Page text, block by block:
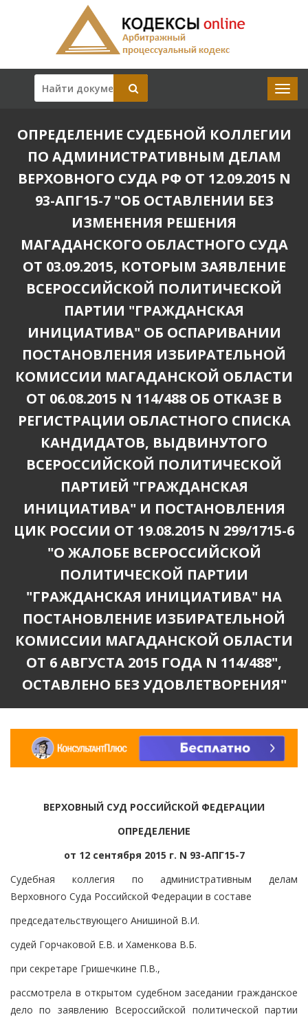
ОПРЕДЕЛЕНИЕ СУДЕБНОЙ КОЛЛЕГИИ
ПО АДМИНИСТРАТИВНЫМ ДЕЛАМ
ВЕРХОВНОГО СУДА РФ ОТ 12.09.2015 N
93-АПГ15-7 "ОБ ОСТАВЛЕНИИ БЕЗ
ИЗМЕНЕНИЯ РЕШЕНИЯ
МАГАДАНСКОГО ОБЛАСТНОГО СУДА
ОТ 03.09.2015, КОТОРЫМ ЗАЯВЛЕНИЕ
ВСЕРОССИЙСКОЙ ПОЛИТИЧЕСКОЙ
ПАРТИИ "ГРАЖДАНСКАЯ
ИНИЦИАТИВА" ОБ ОСПАРИВАНИИ
ПОСТАНОВЛЕНИЯ ИЗБИРАТЕЛЬНОЙ
КОМИССИИ МАГАДАНСКОЙ ОБЛАСТИ
ОТ 06.08.2015 N 114/488 ОБ ОТКАЗЕ В
РЕГИСТРАЦИИ ОБЛАСТНОГО СПИСКА
КАНДИДАТОВ, ВЫДВИНУТОГО
ВСЕРОССИЙСКОЙ ПОЛИТИЧЕСКОЙ
ПАРТИЕЙ "ГРАЖДАНСКАЯ
ИНИЦИАТИВА" И ПОСТАНОВЛЕНИЯ
ЦИК РОССИИ ОТ 19.08.2015 N 299/1715-6
"О ЖАЛОБЕ ВСЕРОССИЙСКОЙ
ПОЛИТИЧЕСКОЙ ПАРТИИ
"ГРАЖДАНСКАЯ ИНИЦИАТИВА" НА
ПОСТАНОВЛЕНИЕ ИЗБИРАТЕЛЬНОЙ
КОМИССИИ МАГАДАНСКОЙ ОБЛАСТИ
ОТ 6 АВГУСТА 2015 ГОДА N 114/488",
ОСТАВЛЕНО БЕЗ УДОВЛЕТВОРЕНИЯ"
ВЕРХОВНЫЙ СУД РОССИЙСКОЙ ФЕДЕРАЦИИ
ОПРЕДЕЛЕНИЕ
от 12 сентября 2015 г. N 93-АПГ15-7
Судебная коллегия по административным делам
Верховного Суда Российской Федерации в составе
председательствующего Анишиной В.И.
судей Горчаковой Е.В. и Хаменкова В.Б.
при секретаре Гришечкине П.В.,
рассмотрела в открытом судебном заседании гражданское
дело по заявлению Всероссийской политической партии